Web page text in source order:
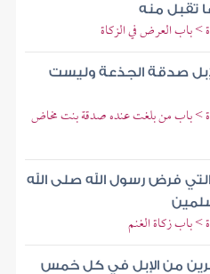
تقبل منه
باب العرض في الزكاة
صدقة الجذعة وليست
> باب من بلغت عنده صدقة بنت مخاض
فرض رسول الله صلى الله
باب زكاة الغنم
من الإبل في كل خمس